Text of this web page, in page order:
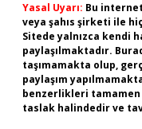
Yasal Uyarı: Bu
veya şahıs şirketi ile
Sitede yalnızca kendi
paylaşılmaktadır.
taşımamakta olup,
paylaşım
benzerlikleri
taslak halindedir ve